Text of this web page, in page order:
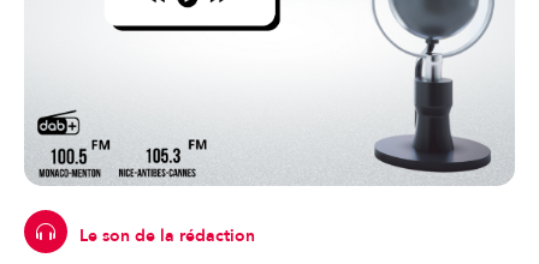
Le son de la rédaction